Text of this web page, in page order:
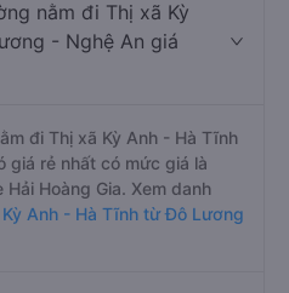
nằm đi Thị xã Kỳ
- Nghệ An giá
đi Thị xã Kỳ Anh - Hà Tĩnh
rẻ nhất có mức giá là
Hoàng Gia. Xem danh
Kỳ Anh - Hà Tĩnh từ Đô Lương